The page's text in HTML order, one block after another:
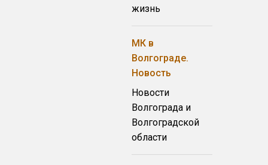
жизнь
МК в
Волгограде.
Новость
Новости
Волгограда и
Волгоградской
области